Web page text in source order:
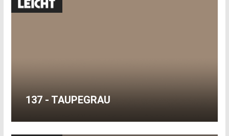
137 - TAUPEGRAU